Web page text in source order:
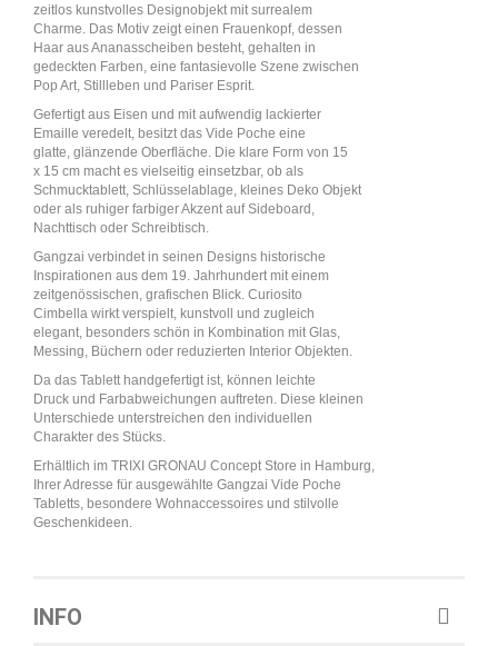
zeitlos kunstvolles Designobjekt mit surrealem
Charme. Das Motiv zeigt einen Frauenkopf, dessen
Haar aus Ananasscheiben besteht, gehalten in
gedeckten Farben, eine fantasievolle Szene zwischen
Pop Art, Stillleben und Pariser Esprit.
Gefertigt aus Eisen und mit aufwendig lackierter
Emaille veredelt, besitzt das Vide Poche eine
glatte, glänzende Oberfläche. Die klare Form von 15
x 15 cm macht es vielseitig einsetzbar, ob als
Schmucktablett, Schlüsselablage, kleines Deko Objekt
oder als ruhiger farbiger Akzent auf Sideboard,
Nachttisch oder Schreibtisch.
Gangzai verbindet in seinen Designs historische
Inspirationen aus dem 19. Jahrhundert mit einem
zeitgenössischen, grafischen Blick. Curiosito
Cimbella wirkt verspielt, kunstvoll und zugleich
elegant, besonders schön in Kombination mit Glas,
Messing, Büchern oder reduzierten Interior Objekten.
Da das Tablett handgefertigt ist, können leichte
Druck und Farbabweichungen auftreten. Diese kleinen
Unterschiede unterstreichen den individuellen
Charakter des Stücks.
Erhältlich im TRIXI GRONAU Concept Store in Hamburg,
Ihrer Adresse für ausgewählte Gangzai Vide Poche
Tabletts, besondere Wohnaccessoires und stilvolle
Geschenkideen.
INFO